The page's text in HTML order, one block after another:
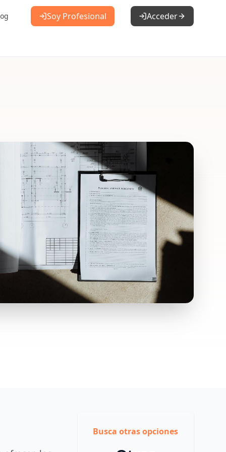
Soy Profesional Acceder
Busca otras opciones